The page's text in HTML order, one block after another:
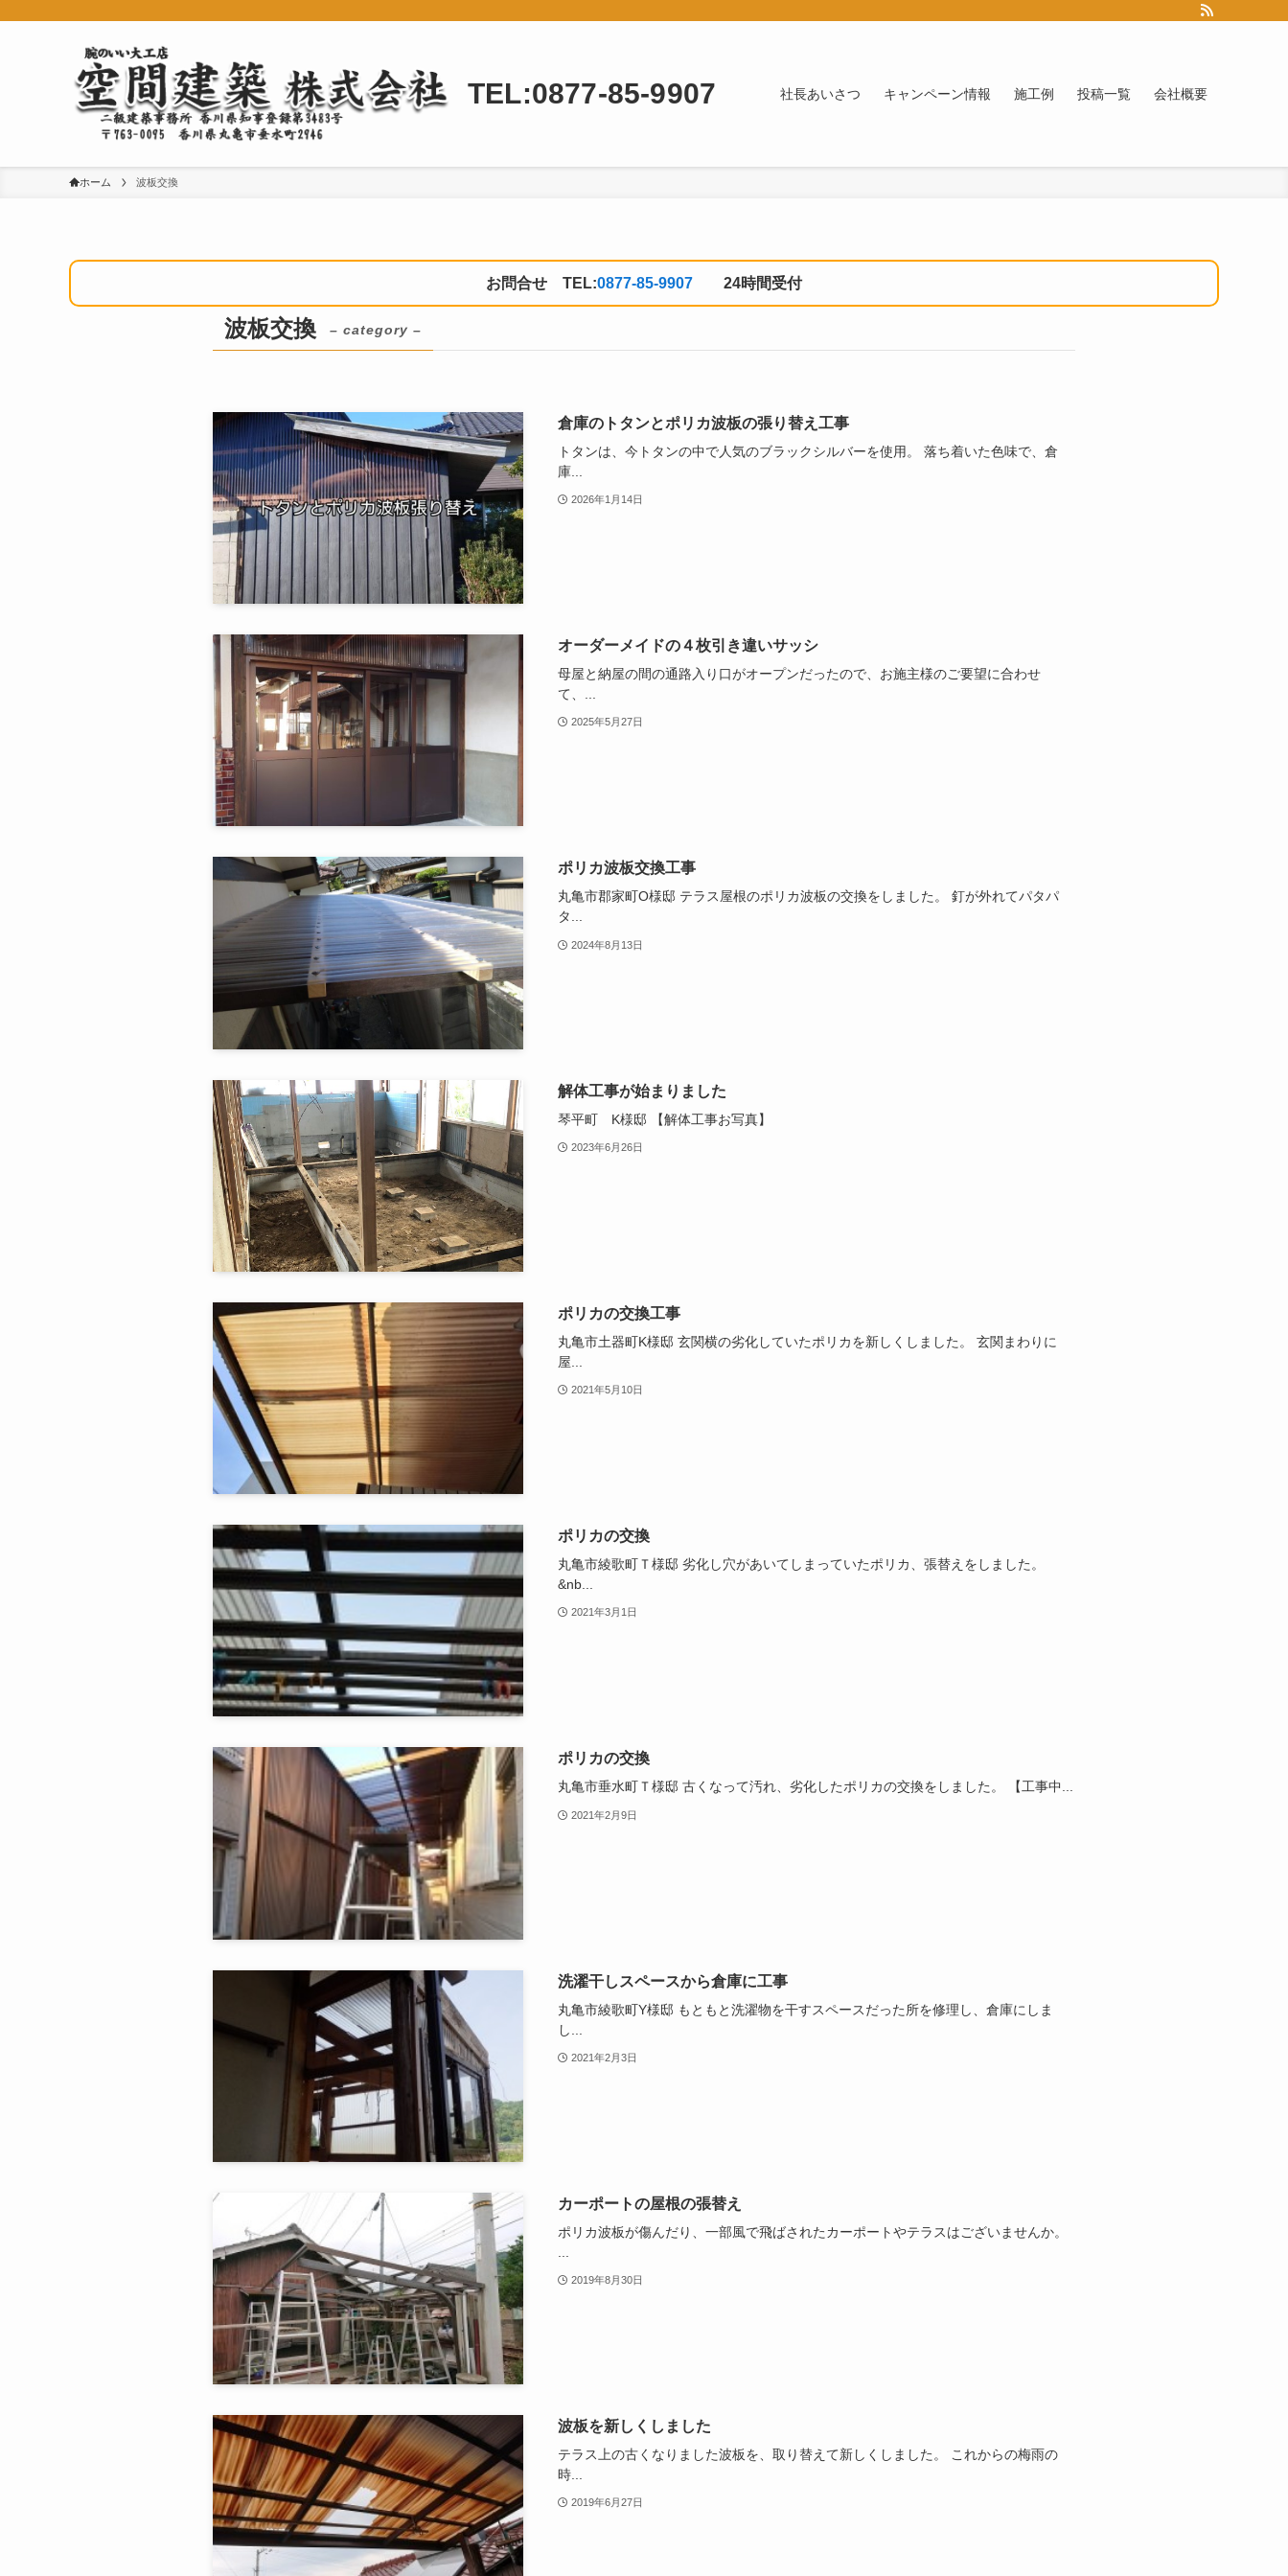
TEL:0877-85-9907 社長あいさつ キャンペーン情報 施工例 投稿一覧 会社概要
ホーム 波板交換
お問合せ TEL:0877-85-9907 24時間受付
波板交換 – category –
倉庫のトタンとポリカ波板の張り替え工事
トタンは、今トタンの中で人気のブラックシルバーを使用。 落ち着いた色味で、倉
庫...
2026年1月14日
オーダーメイドの４枚引き違いサッシ
母屋と納屋の間の通路入り口がオープンだったので、お施主様のご要望に合わせ
て、...
2025年5月27日
ポリカ波板交換工事
丸亀市郡家町O様邸 テラス屋根のポリカ波板の交換をしました。 釘が外れてパタパ
タ...
2024年8月13日
解体工事が始まりました
琴平町 K様邸 【解体工事お写真】
2023年6月26日
ポリカの交換工事
丸亀市土器町K様邸 玄関横の劣化していたポリカを新しくしました。 玄関まわりに
屋...
2021年5月10日
ポリカの交換
丸亀市綾歌町Ｔ様邸 劣化し穴があいてしまっていたポリカ、張替えをしました。
&nb...
2021年3月1日
ポリカの交換
丸亀市垂水町Ｔ様邸 古くなって汚れ、劣化したポリカの交換をしました。 【工事中...
2021年2月9日
洗濯干しスペースから倉庫に工事
丸亀市綾歌町Y様邸 もともと洗濯物を干すスペースだった所を修理し、倉庫にしま
し...
2021年2月3日
カーポートの屋根の張替え
ポリカ波板が傷んだり、一部風で飛ばされたカーポートやテラスはございませんか。
2019年8月30日
波板を新しくしました
テラス上の古くなりました波板を、取り替えて新しくしました。 これからの梅雨の
時...
2019年6月27日